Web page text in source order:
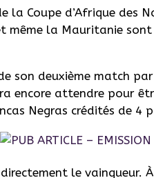
la Coupe d’Afrique
même la Mauritanie
son deuxième match
encore attendre pour
Negras crédités de 4
le